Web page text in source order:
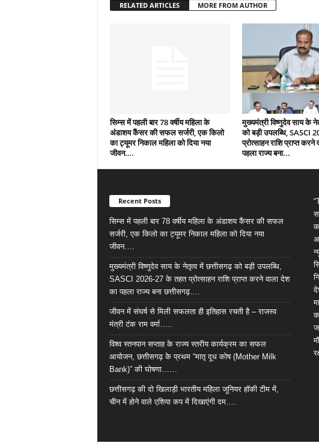
RELATED ARTICLES MORE FROM AUTHOR
सिम्स में पहली बार 78 वर्षीय महिला के
अंडाशय कैंसर की सफल सर्जरी, एक किलो
का ट्यूमर निकाल महिला को दिया नया
जीवन….
मुख्यमंत्री विष्णुदेव साय के
को बड़ी उपलब्धि, SASCI
प्रोत्साहन राशि प्राप्त करने
पहला राज्य बना...
Recent Posts
सिम्स में पहली बार 78 वर्षीय महिला के अंडाशय कैंसर की सफल
सर्जरी, एक किलो का ट्यूमर निकाल महिला को दिया नया
जीवन….
मुख्यमंत्री विष्णुदेव साय के नेतृत्व में छत्तीसगढ़ को बड़ी उपलब्धि,
SASCI 2026-27 के तहत प्रोत्साहन राशि प्राप्त करने वाला देश
का पहला राज्य बना छत्तीसगढ़….
जीवन में संघर्ष से मिली सफलता ही इतिहास रचती है – राजस्व
मंत्री टंक राम वर्मा…..
विश्व स्तनपान सप्ताह के राज्य स्तरीय कार्यक्रम का सफल
आयोजन, छत्तीसगढ़ के प्रथम “मातृ दूध कोष (Mother Milk
Bank)” की घोषणा……
छत्तीसगढ़ की दो खिलाड़ी भारतीय महिला जूनियर हॉकी टीम में,
चीन में होने वाले एशिया कप में दिखाएंगी दम….